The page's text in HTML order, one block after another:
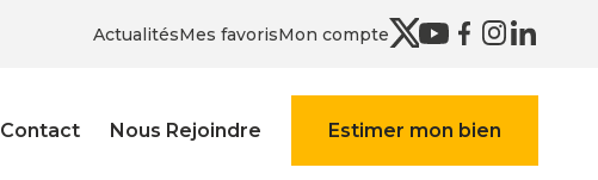
ActualitésMes favorisMon compte
Contact Nous Rejoindre Estimer mon bien